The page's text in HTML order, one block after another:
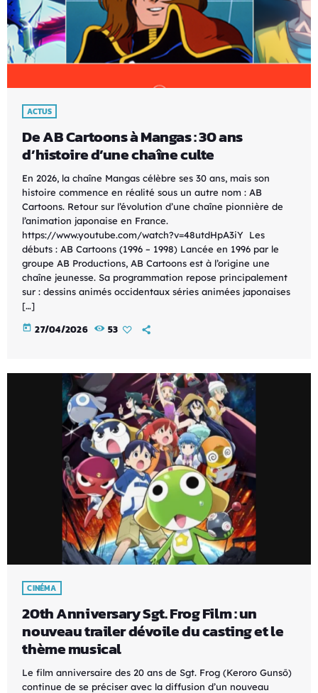
ACTUS
De AB Cartoons à Mangas : 30 ans
d’histoire d’une chaîne culte
En 2026, la chaîne Mangas célèbre ses 30 ans, mais son
histoire commence en réalité sous un autre nom : AB
Cartoons. Retour sur l’évolution d’une chaîne pionnière de
l’animation japonaise en France.
https://www.youtube.com/watch?v=48utdHpA3iY Les
débuts : AB Cartoons (1996 – 1998) Lancée en 1996 par le
groupe AB Productions, AB Cartoons est à l’origine une
chaîne jeunesse. Sa programmation repose principalement
sur : dessins animés occidentaux séries animées japonaises
[…]
today 27/04/2026 53
CINÉMA
20th Anniversary Sgt. Frog Film : un
nouveau trailer dévoile du casting et le
thème musical
Le film anniversaire des 20 ans de Sgt. Frog (Keroro Gunsō)
continue de se préciser avec la diffusion d’un nouveau